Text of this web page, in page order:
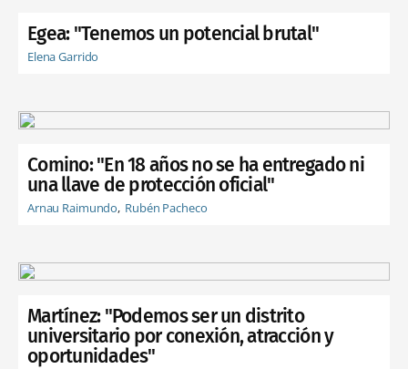
Egea: "Tenemos un potencial brutal"
Elena Garrido
Comino: "En 18 años no se ha entregado ni
una llave de protección oficial"
Arnau Raimundo Rubén Pacheco
Martínez: "Podemos ser un distrito
universitario por conexión, atracción y
oportunidades"